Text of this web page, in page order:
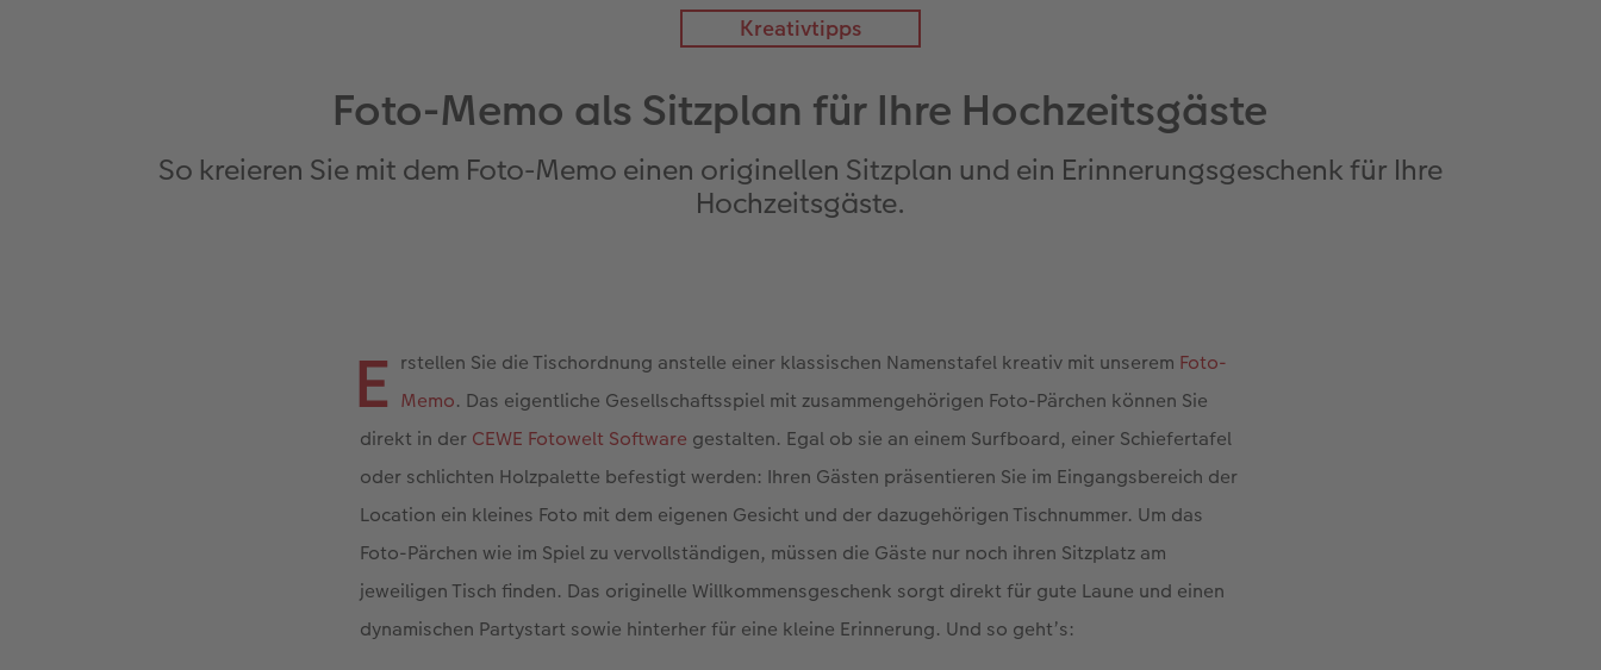
Kreativtipps
Foto-Memo als Sitzplan für Ihre Hochzeitsgäste
So kreieren Sie mit dem Foto-Memo einen originellen Sitzplan und ein Erinnerungsgeschenk für Ihre
Hochzeitsgäste.
E rstellen Sie die Tischordnung anstelle einer klassischen Namenstafel kreativ mit unserem Foto-
Memo. Das eigentliche Gesellschaftsspiel mit zusammengehörigen Foto-Pärchen können Sie
direkt in der CEWE Fotowelt Software gestalten. Egal ob sie an einem Surfboard, einer Schiefertafel
oder schlichten Holzpalette befestigt werden: Ihren Gästen präsentieren Sie im Eingangsbereich der
Location ein kleines Foto mit dem eigenen Gesicht und der dazugehörigen Tischnummer. Um das
Foto-Pärchen wie im Spiel zu vervollständigen, müssen die Gäste nur noch ihren Sitzplatz am
jeweiligen Tisch finden. Das originelle Willkommensgeschenk sorgt direkt für gute Laune und einen
dynamischen Partystart sowie hinterher für eine kleine Erinnerung. Und so geht’s: